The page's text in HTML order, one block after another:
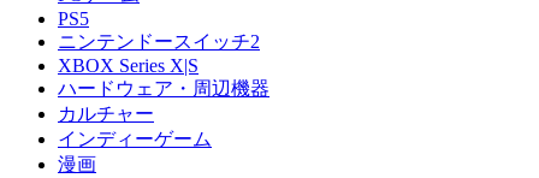
PS5
ニンテンドースイッチ2
XBOX Series X|S
ハードウェア・周辺機器
カルチャー
インディーゲーム
漫画